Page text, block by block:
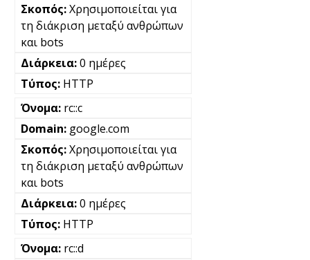
Χρησιμοποιείται για
τη διάκριση μεταξύ ανθρώπων
και bots
0 ημέρες
HTTP
rc::c
google.com
Χρησιμοποιείται για
τη διάκριση μεταξύ ανθρώπων
και bots
0 ημέρες
HTTP
rc::d